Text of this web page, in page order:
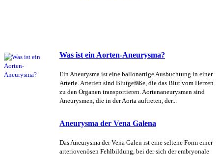
Was ist ein Aorten-Aneurysma?
Ein Aneurysma ist eine ballonartige Ausbuchtung in einer
Arterie. Arterien sind Blutgefäße, die das Blut vom Herzen
zu den Organen transportieren. Aortenaneurysmen sind
Aneurysmen, die in der Aorta auftreten, der...
Aneurysma der Vena Galena
Das Aneurysma der Vena Galen ist eine seltene Form einer
arteriovenösen Fehlbildung, bei der sich der embryonale